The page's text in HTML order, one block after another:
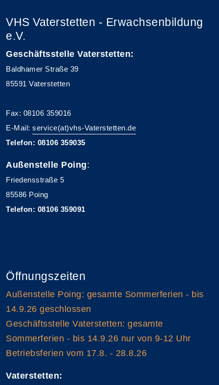
VHS Vaterstetten - Erwachsenbildung
e.V.
Geschäftsstelle Vaterstetten:
Baldhamer Straße 39
85591 Vaterstetten
Fax: 08106 359016
E-Mail: service(at)vhs-Vaterstetten.de
Telefon: 08106 359035
Außenstelle Poing:
Friedensstraße 5
85586 Poing
Telefon: 08106 359091
Öffnungszeiten
Außenstelle Poing: gesamte Sommerferien - bis
14.9.26 geschlossen
Geschäftsstelle Vaterstetten: gesamte
Sommerferien - bis 14.9.26 nur von 9-12 Uhr
Betriebsferien vom 17.8. - 28.8.26
Vaterstetten: